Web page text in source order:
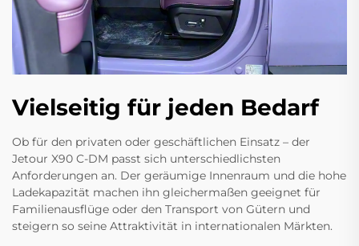
Vielseitig für jeden Bedarf
Ob für den privaten oder geschäftlichen Einsatz – der
Jetour X90 C-DM passt sich unterschiedlichsten
Anforderungen an. Der geräumige Innenraum und die hohe
Ladekapazität machen ihn gleichermaßen geeignet für
Familienausflüge oder den Transport von Gütern und
steigern so seine Attraktivität in internationalen Märkten.